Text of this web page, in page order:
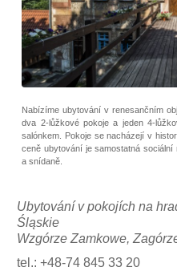
Nabízíme ubytování v renesančním
dva 2-lůžkové pokoje a jeden 4-
salónkem. Pokoje se nacházejí v
ceně ubytování je samostatná
a snídaně.
Ubytování v pokojích na
Śląskie
Wzgórze Zamkowe,
tel.: +48-74 845 33 20